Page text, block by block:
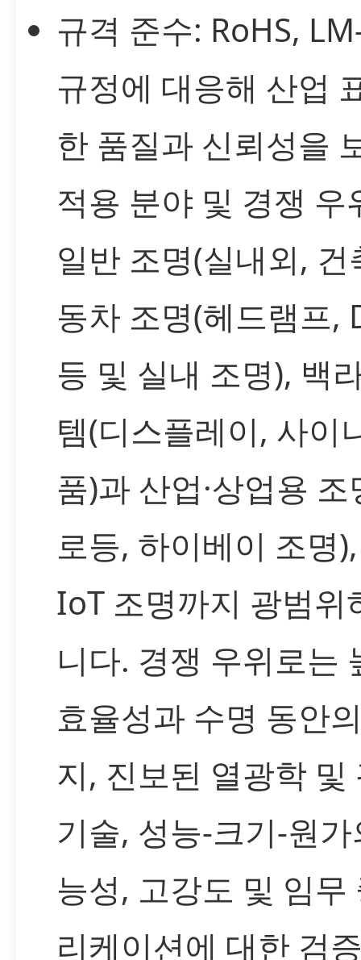
규격 준수: RoHS,
규정에 대응해 산업
한 품질과 신뢰성을
적용 분야 및 경쟁 우
일반 조명(실내외,
동차 조명(헤드램프,
등 및 실내 조명), 백
템(디스플레이, 사이
품)과 산업·상업용
로등, 하이베이 조명
IoT 조명까지 광범위
니다. 경쟁 우위로는
효율성과 수명 동안
지, 진보된 열광학 및
기술, 성능-크기-원
능성, 고강도 및 임무
리케이션에 대한 검